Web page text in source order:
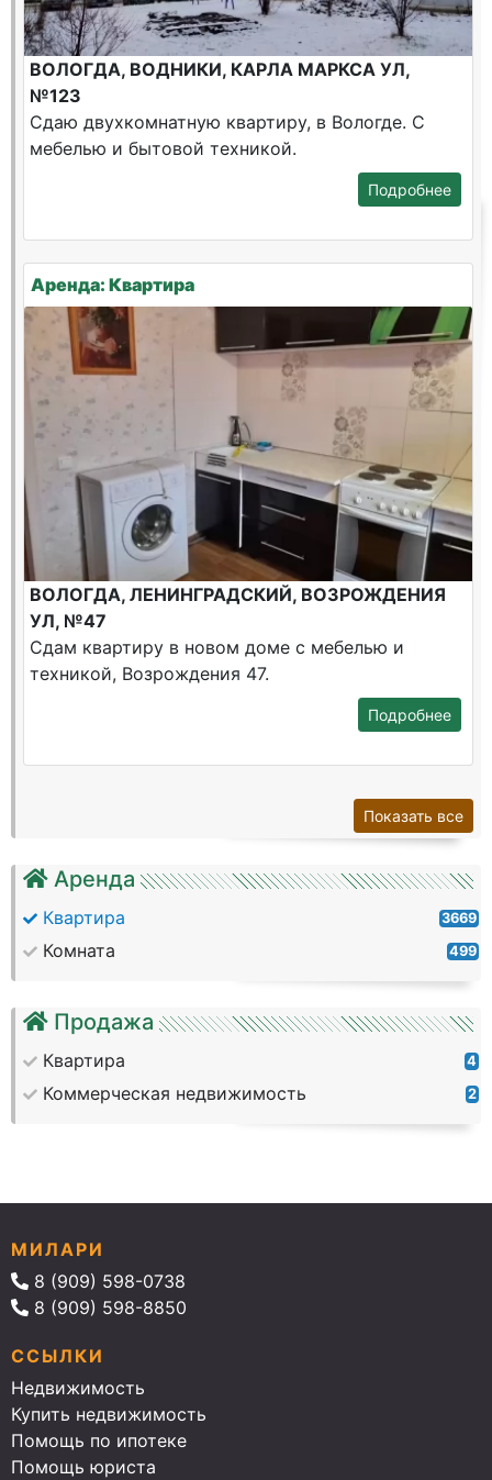
Аренда
Квартира 3669
Комната 499
Продажа
Квартира 4
Коммерческая недвижимость 2
ВОЛОГДА, ВОДНИКИ, КАРЛА МАРКСА УЛ,
№123
Сдаю двухкомнатную квартиру, в Вологде. С
мебелью и бытовой техникой.
Подробнее
Аренда: Квартира
ВОЛОГДА, ЛЕНИНГРАДСКИЙ, ВОЗРОЖДЕНИЯ
УЛ, №47
Сдам квартиру в новом доме с мебелью и
техникой, Возрождения 47.
Подробнее
Показать все
МИЛАРИ
8 (909) 598-0738
8 (909) 598-8850
ССЫЛКИ
Недвижимость
Купить недвижимость
Помощь по ипотеке
Помощь юриста